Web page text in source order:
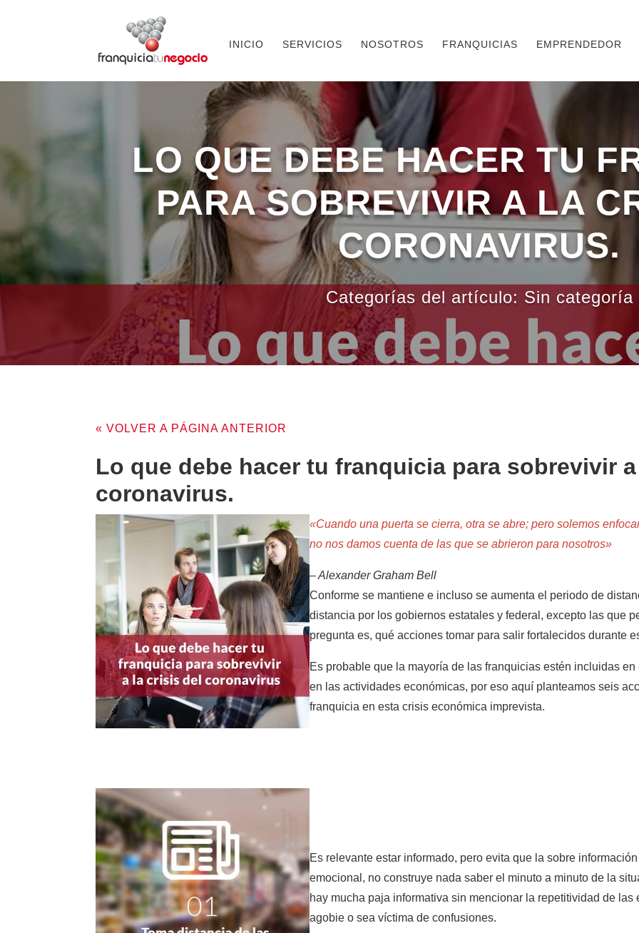
INICIO SERVICIOS NOSOTROS FRANQUICIAS EMPRENDEDOR
LO QUE DEBE HACER TU
PARA SOBREVIVIR A LA
CORONAVIRUS.
Categorías del artículo: Sin categoría
« VOLVER A PÁGINA ANTERIOR
Lo que debe hacer tu franquicia para sobrevivir
coronavirus.
«Cuando una puerta se cierra, otra se abre; pero solemos
no nos damos cuenta de las que se abrieron para nosotros»
– Alexander Graham Bell
Conforme se mantiene e incluso se aumenta el periodo de
distancia por los gobiernos estatales y federal, excepto las que
pregunta es, qué acciones tomar para salir fortalecidos durante
Es probable que la mayoría de las franquicias estén incluidas
en las actividades económicas, por eso aquí planteamos seis
franquicia en esta crisis económica imprevista.
Es relevante estar informado, pero evita que la sobre
emocional, no construye nada saber el minuto a minuto de la
hay mucha paja informativa sin mencionar la repetitividad de
agobie o sea víctima de confusiones.